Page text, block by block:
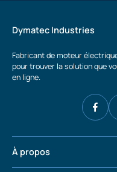
Dymatec Industries
Fabricant de moteur
pour trouver la solution que
en ligne.
À propos